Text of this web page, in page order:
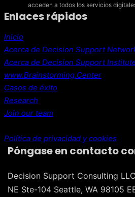
acceden a todos los servicios
Enlaces rápidos
Inicio
Acerca de Decision Support
Acerca de Decision Support
www.Brainstorming.Center
Casos de éxito
Research
Join our team
Política de privacidad y cookies
Póngase en contacto
Decision Support Consulting
NE Ste-104 Seattle, WA 98105